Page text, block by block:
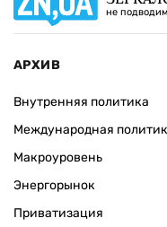
не
АРХИВ
Внутренняя политика
Международная
Макроуровень
Энергорынок
Приватизация